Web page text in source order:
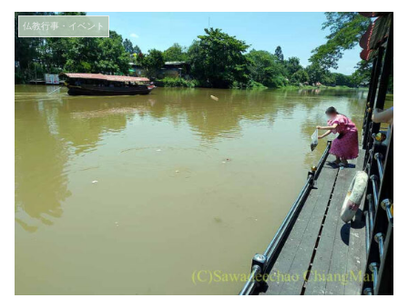
仏教行事・イベント